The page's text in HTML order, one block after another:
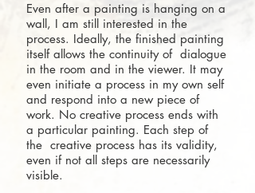
Even after a painting is hanging on a
wall, I am still interested in the
process. Ideally, the finished painting
itself allows the continuity of dialogue
in the room and in the viewer. It may
even initiate a process in my own self
and respond into a new piece of
work. No creative process ends with
a particular painting. Each step of
the creative process has its validity,
even if not all steps are necessarily
visible.